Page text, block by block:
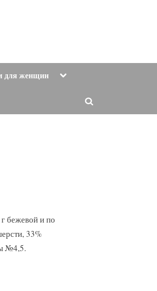
для женщин Toggle
Toggle
бежевой и по
33%
№4,5.